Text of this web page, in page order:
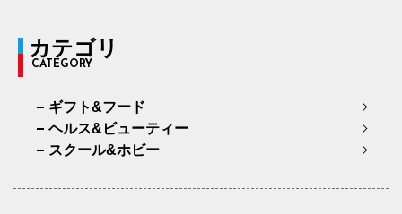
カテゴリ
CATEGORY
ギフト&フード
ヘルス&ビューティー
スクール&ホビー